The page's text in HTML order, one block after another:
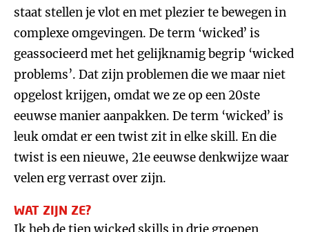
staat stellen je vlot en met plezier te bewegen in
complexe omgevingen. De term ‘wicked’ is
geassocieerd met het gelijknamig begrip ‘wicked
problems’. Dat zijn problemen die we maar niet
opgelost krijgen, omdat we ze op een 20ste
eeuwse manier aanpakken. De term ‘wicked’ is
leuk omdat er een twist zit in elke skill. En die
twist is een nieuwe, 21e eeuwse denkwijze waar
velen erg verrast over zijn.
WAT ZIJN ZE?